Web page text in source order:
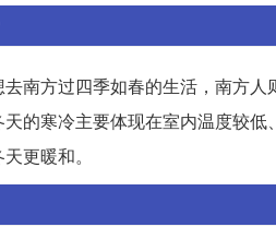
南方过四季如春的生活，南方人
的寒冷主要体现在室内温度较
更暖和。